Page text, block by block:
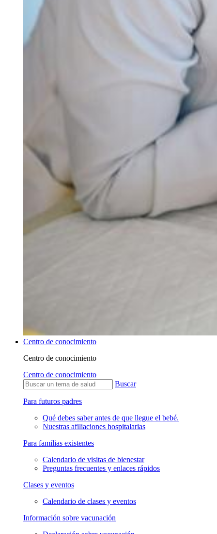
Centro de conocimiento
Centro de conocimiento
Centro de conocimiento
Buscar
Para futuros padres
Qué debes saber antes de que llegue el bebé.
Nuestras afiliaciones hospitalarias
Para familias existentes
Calendario de visitas de bienestar
Preguntas frecuentes y enlaces rápidos
Clases y eventos
Calendario de clases y eventos
Información sobre vacunación